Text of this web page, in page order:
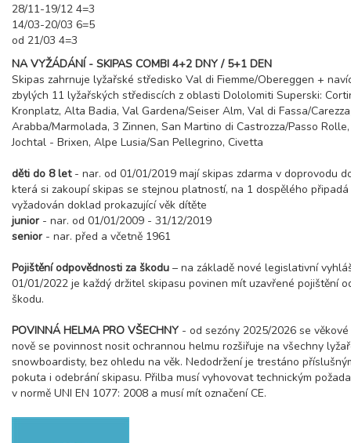
28/11-19/12 4=3
14/03-20/03 6=5
od 21/03 4=3
NA VYŽÁDÁNÍ - SKIPAS COMBI 4+2 DNY / 5+1 DEN
Skipas zahrnuje lyžařské středisko Val di Fiemme/Obereggen +
zbylých 11 lyžařských střediscích z oblasti Dololomiti Superski:
Kronplatz, Alta Badia, Val Gardena/Seiser Alm, Val di Fassa/
Arabba/Marmolada, 3 Zinnen, San Martino di Castrozza/Passo
Jochtal - Brixen, Alpe Lusia/San Pellegrino, Civetta
děti do 8 let- nar. od 01/01/2019 mají skipas zdarma v doprovodu
která si zakoupí skipas se stejnou platností, na 1 dospělého připadá
vyžadován doklad prokazující věk dítěte
junior- nar. od 01/01/2009 - 31/12/2019
senior- nar. před a včetně 1961
Pojištění odpovědnosti za škodu – na základě nové legislativní
01/01/2022 je každý držitel skipasu povinen mít uzavřené pojištění
škodu.
POVINNÁ HELMA PRO VŠECHNY - od sezóny 2025/2026 se
nově se povinnost nosit ochrannou helmu rozšiřuje na všechny
snowboardisty, bez ohledu na věk. Nedodržení je trestáno
pokuta i odebrání skipasu. Přilba musí vyhovovat technickým
v normě UNI EN 1077: 2008 a musí mít označení CE.